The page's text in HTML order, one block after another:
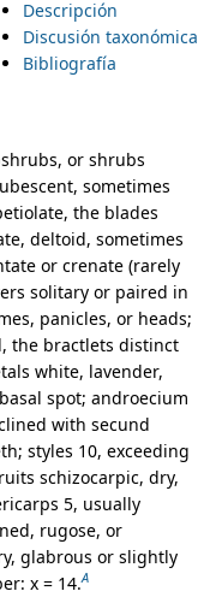
Descripción
Discusión taxonómica
Bibliografía
or shrubs
sometimes
the blades
deltoid, sometimes
or crenate (rarely
solitary or paired in
panicles, or heads;
the bractlets distinct
white, lavender,
spot; androecium
with secund
styles 10, exceeding
schizocarpic, dry,
5, usually
rugose, or
glabrous or slightly
x = 14.A